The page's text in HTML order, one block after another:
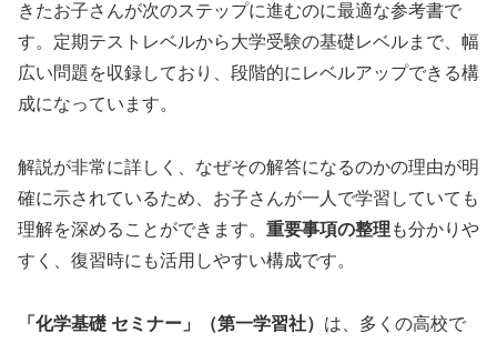
きたお子さんが次のステップに進むのに最適な参考書で
す。定期テストレベルから大学受験の基礎レベルまで、幅
広い問題を収録しており、段階的にレベルアップできる構
成になっています。
解説が非常に詳しく、なぜその解答になるのかの理由が明
確に示されているため、お子さんが一人で学習していても
理解を深めることができます。 重要事項の整理 も分かりや
すく、復習時にも活用しやすい構成です。
「化学基礎 セミナー」（第一学習社） は、多くの高校で